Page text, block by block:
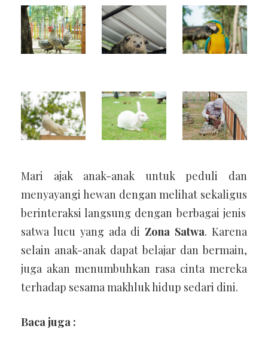
Mari ajak anak-anak untuk peduli dan
menyayangi hewan dengan melihat sekaligus
berinteraksi langsung dengan berbagai jenis
satwa lucu yang ada di Zona Satwa. Karena
selain anak-anak dapat belajar dan bermain,
juga akan menumbuhkan rasa cinta mereka
terhadap sesama makhluk hidup sedari dini.
Baca juga :